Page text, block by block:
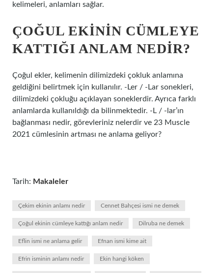
kelimeleri, anlamları sağlar.
ÇOĞUL EKININ CÜMLEYE
KATTIĞI ANLAM NEDIR?
Çoğul ekler, kelimenin dilimizdeki çokluk anlamına
geldiğini belirtmek için kullanılır. -Ler / -Lar sonekleri,
dilimizdeki çokluğu açıklayan soneklerdir. Ayrıca farklı
anlamlarda kullanıldığı da bilinmektedir. -L / -lar’ın
bağlanması nedir, görevleriniz nelerdir ve 23 Muscle
2021 cümlesinin artması ne anlama geliyor?
Tarih: Makaleler
Çekim ekinin anlamı nedir Cennet Bahçesi ismi ne demek
Çoğul ekinin cümleye kattığı anlam nedir Dilruba ne demek
Eflin ismi ne anlama gelir Efnan ismi kime ait
Efrin isminin anlamı nedir Ekin hangi köken